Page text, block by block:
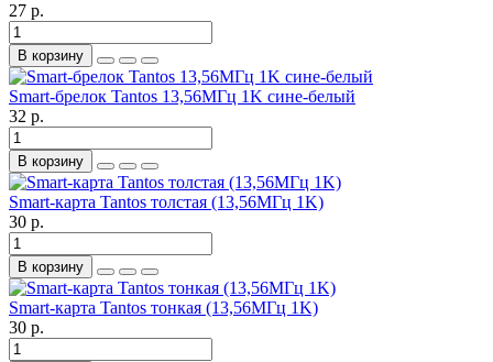
27 р.
В корзину
Smart-брелок Tantos 13,56МГц 1K сине-белый
32 р.
В корзину
Smart-карта Tantos толстая (13,56МГц 1K)
30 р.
В корзину
Smart-карта Tantos тонкая (13,56МГц 1K)
30 р.